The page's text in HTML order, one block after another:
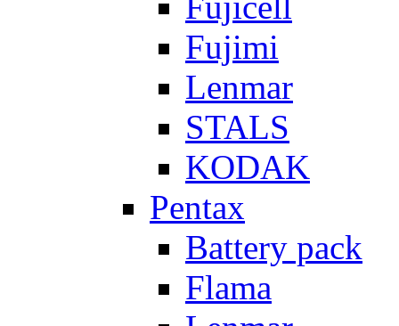
Fujimi
Lenmar
STALS
KODAK
Pentax
Battery pack
Flama